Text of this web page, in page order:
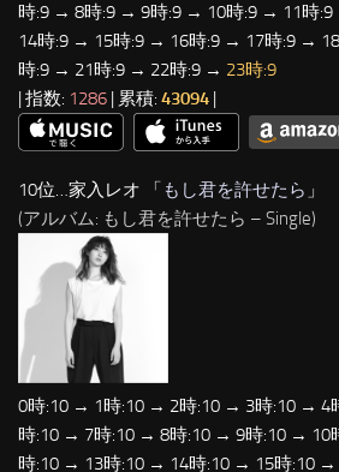
時:9 → 8時:9 → 9時:9 → 10時:9 → 11時
14時:9 → 15時:9 → 16時:9 → 17時:9 →
時:9 → 21時:9 → 22時:9 → 23時:9
| 指数: 1286 | 累積: 43094 |
10位…家入レオ 「 もし君を許せたら 」
(アルバム: もし君を許せたら – Single)
0時:10 → 1時:10 → 2時:10 → 3時:10 → 4
時:10 → 7時:10 → 8時:10 → 9時:10 → 10
時:10 → 13時:10 → 14時:10 → 15時:10